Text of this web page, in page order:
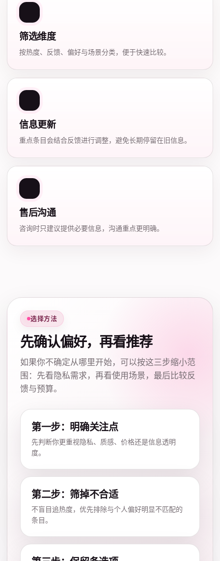
筛选维度
按热度、反馈、偏好与场景分类，便于快速比较。
信息更新
重点条目会结合反馈进行调整，避免长期停留在旧信息。
售后沟通
咨询时只建议提供必要信息，沟通重点更明确。
选择方法
先确认偏好，再看推荐
如果你不确定从哪里开始，可以按这三步缩小范
围：先看隐私需求，再看使用场景，最后比较反
馈与预算。
第一步：明确关注点
先判断你更重视隐私、质感、价格还是信息透明
度。
第二步：筛掉不合适
不盲目追热度，优先排除与个人偏好明显不匹配的
条目。